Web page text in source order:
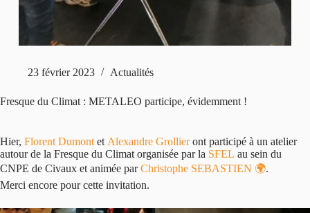
23 février 2023 Actualités
Fresque du Climat : METALEO participe, évidemment !
Hier, Florent Dumont et Alexandre Grollieront participé à un atelier
autour de la Fresque du Climat organisée par la SFEL au sein du
CNPE de Civaux et animée parChristophe SEBASTIEN 🌍.
Merci encore pour cette invitation.